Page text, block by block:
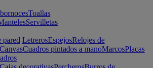
Toallas
Servilletas
pared LetrerosEspejosRelojes de
CanvasCuadros pintados a manoMarcosPlacas